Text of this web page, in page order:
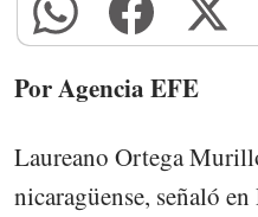
Por Agencia EFE
Laureano Ortega
nicaragüense, señaló